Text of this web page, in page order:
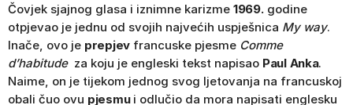
Čovjek sjajnog glasa i iznimne karizme 1969.godine
otpjevao je jednu od svojih najvećih uspješnica My way.
Inače, ovo je prepjevfrancuske pjesme Comme
d’habitudeza koju je engleski tekst napisao Paul Anka.
Naime, on je tijekom jednog svog ljetovanja na francuskoj
obali čuo ovu pjesmui odlučio da mora napisati englesku